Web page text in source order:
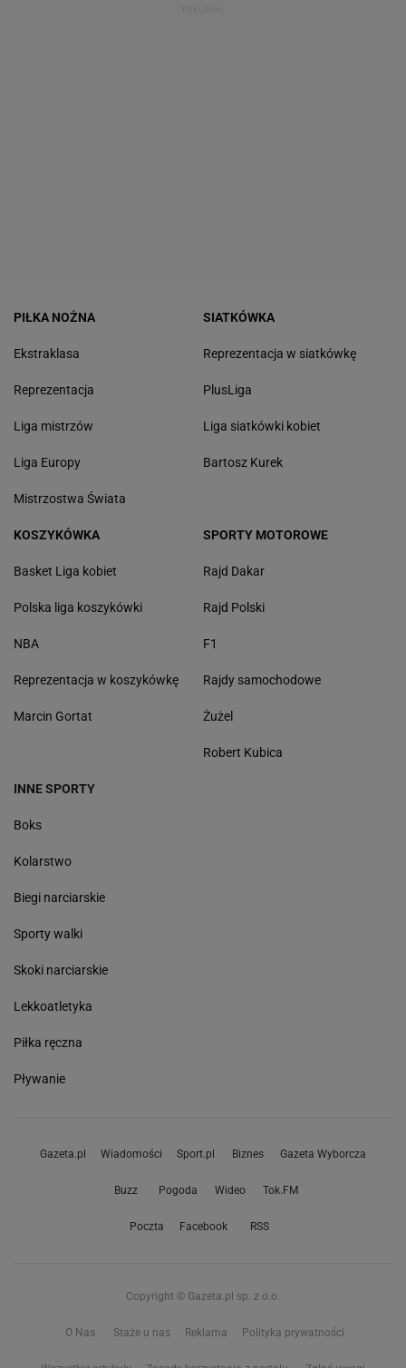
PIŁKA NOŻNA
Ekstraklasa
Reprezentacja
Liga mistrzów
Liga Europy
Mistrzostwa Świata
SIATKÓWKA
Reprezentacja w siatkówkę
PlusLiga
Liga siatkówki kobiet
Bartosz Kurek
KOSZYKÓWKA
Basket Liga kobiet
Polska liga koszykówki
NBA
Reprezentacja w koszykówkę
Marcin Gortat
SPORTY MOTOROWE
Rajd Dakar
Rajd Polski
F1
Rajdy samochodowe
Żużel
Robert Kubica
INNE SPORTY
Boks
Kolarstwo
Biegi narciarskie
Sporty walki
Skoki narciarskie
Lekkoatletyka
Piłka ręczna
Pływanie
Gazeta.pl Wiadomości Sport.pl Biznes Gazeta Wyborcza
Buzz Pogoda Wideo Tok.FM
Poczta Facebook RSS
Copyright © Gazeta.pl sp. z o.o.
O Nas Staże u nas Reklama Polityka prywatności